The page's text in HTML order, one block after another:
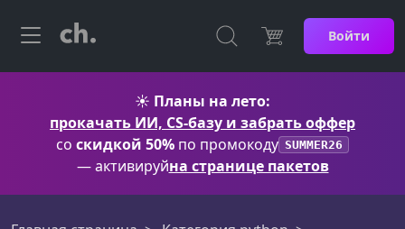
Войти
☀️ Планы на лето:
прокачать ИИ, CS-базу и забрать оффер
со скидкой 50% по промокоду SUMMER26
— активируйна странице пакетов